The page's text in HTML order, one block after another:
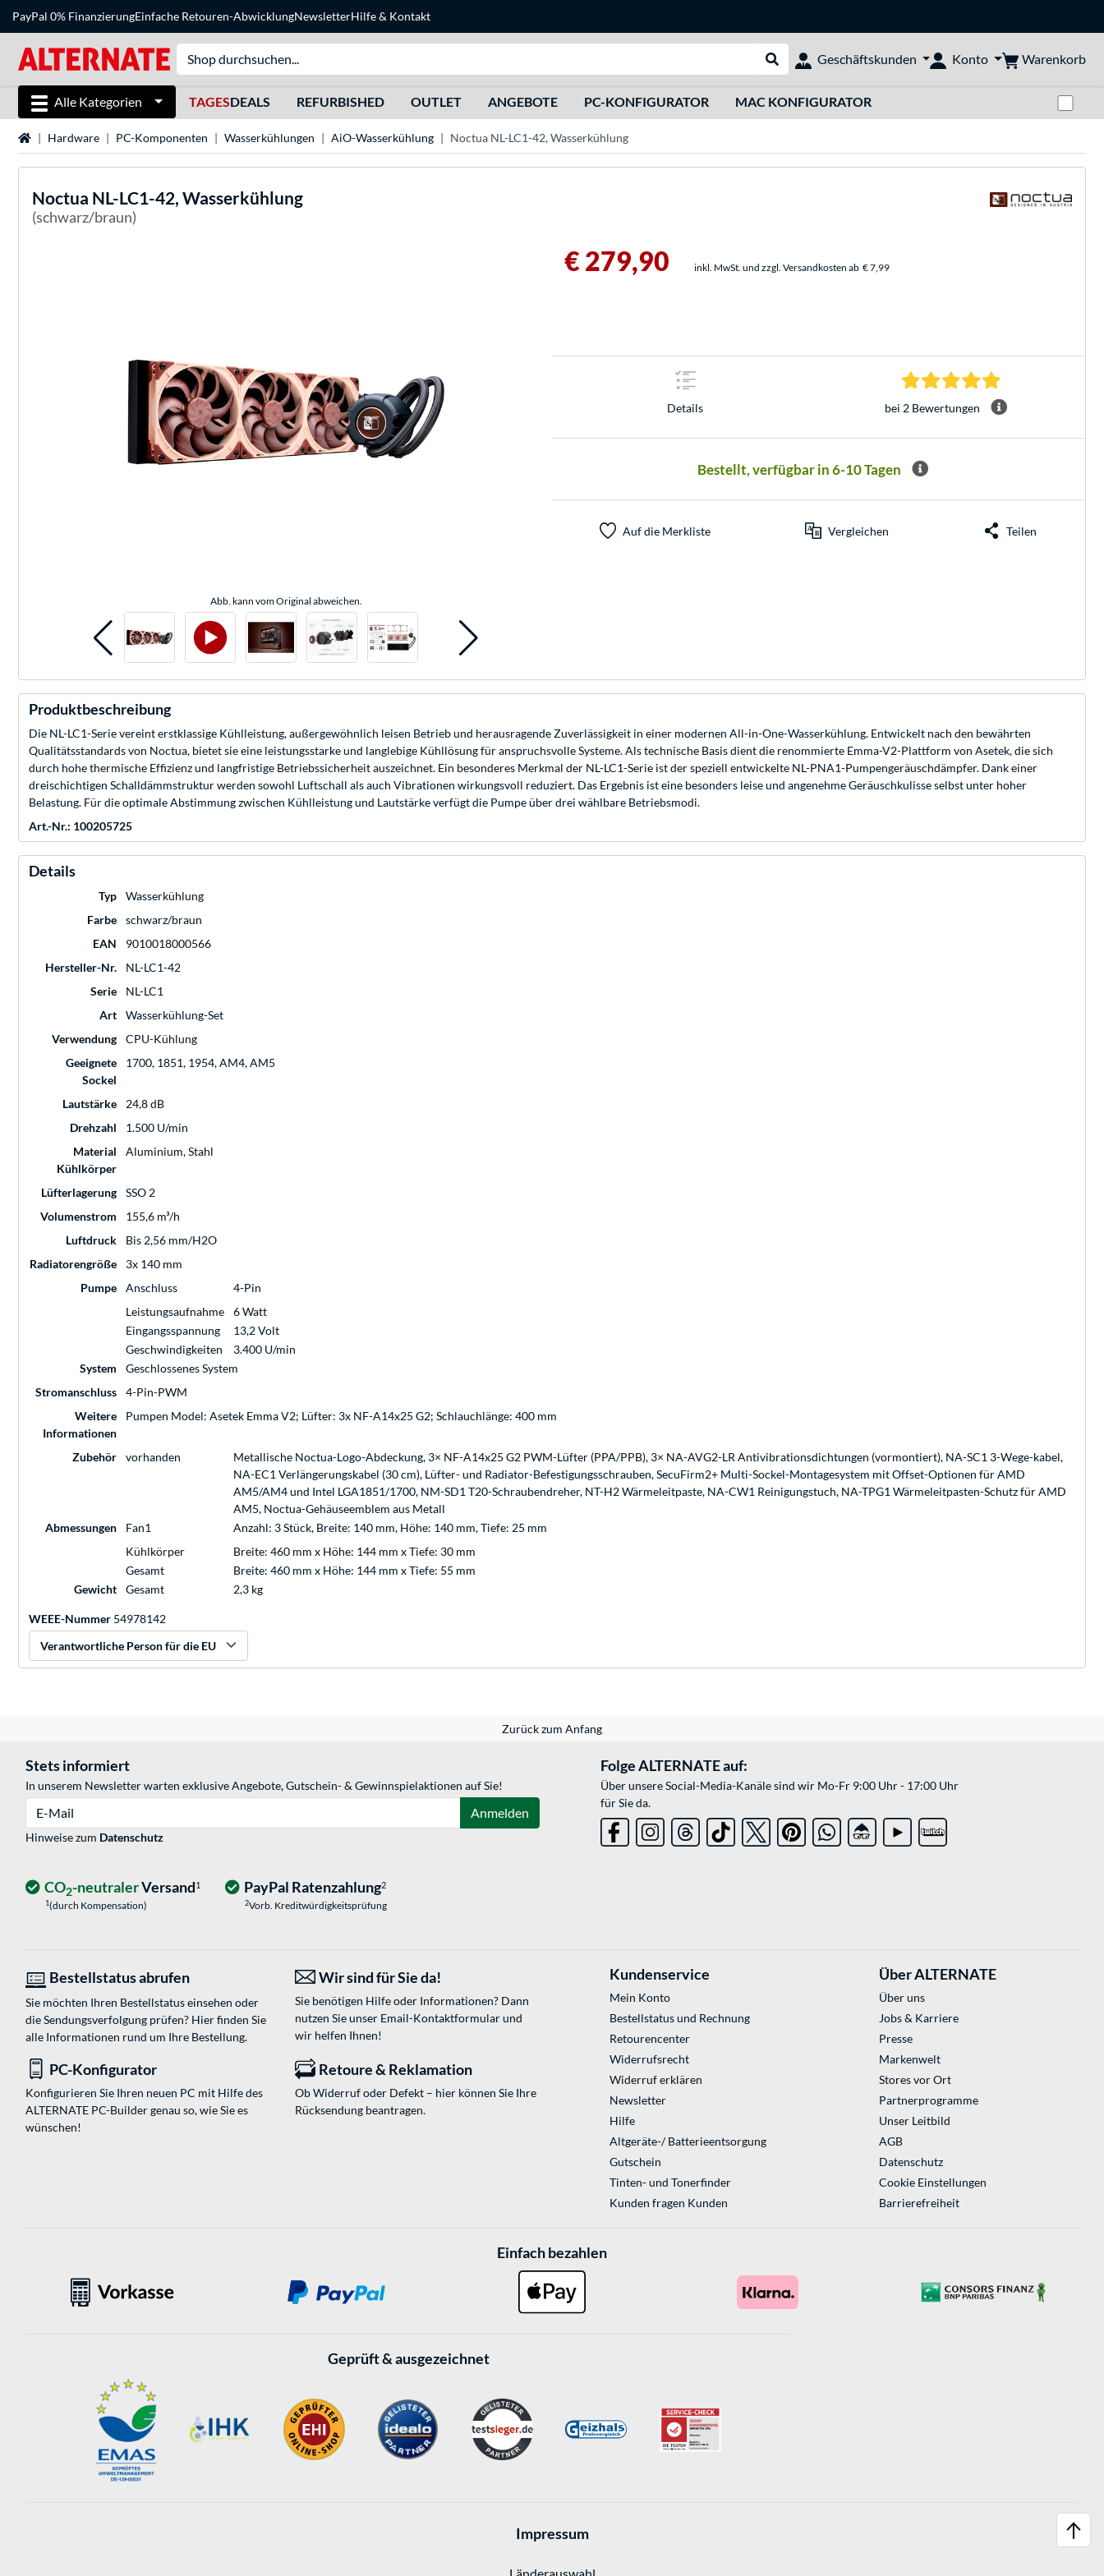
PayPal 0% FinanzierungEinfache Retouren-AbwicklungNewsletterHilfe& Kontakt
Suche durchführen
Geschäftskunden Konto Warenkorb
Alle Kategorien TAGESDEALS REFURBISHED OUTLET ANGEBOTE PC-KONFIGURATOR MAC KONFIGURATOR
StartseiteHardware PC-Komponenten Wasserkühlungen AiO-Wasserkühlung Noctua NL-LC1-42, Wasserkühlung
Noctua NL-LC1-42, Wasserkühlung
(schwarz/braun)
Abb. kann vom Original abweichen.
€ 279,90 inkl. MwSt. und zzgl. Versandkosten ab € 7,99
Details
5.0 Sterne bei 2
bei 2 Bewertungen
Bestellt, verfügbar in 6-10 Tagen
Auf die Merkliste Vergleichen Teilen
Produktbeschreibung
Die NL-LC1-Serie vereint erstklassige Kühlleistung, außergewöhnlich leisen Betrieb und herausragende Zuverlässigkeit in einer modernen All-in-One-Wasserkühlung. Entwickelt nach den bewährten
Qualitätsstandards von Noctua, bietet sie eine leistungsstarke und langlebige Kühllösung für anspruchsvolle Systeme. Als technische Basis dient die renommierte Emma-V2-Plattform von Asetek, die sich
durch hohe thermische Effizienz und langfristige Betriebssicherheit auszeichnet. Ein besonderes Merkmal der NL-LC1-Serie ist der speziell entwickelte NL-PNA1-Pumpengeräuschdämpfer. Dank einer
dreischichtigen Schalldämmstruktur werden sowohl Luftschall als auch Vibrationen wirkungsvoll reduziert. Das Ergebnis ist eine besonders leise und angenehme Geräuschkulisse selbst unter hoher
Belastung. Für die optimale Abstimmung zwischen Kühlleistung und Lautstärke verfügt die Pumpe über drei wählbare Betriebsmodi.
Art.-Nr.: 100205725
Details
Typ
Wasserkühlung
Farbe
schwarz/braun
EAN
9010018000566
Hersteller-Nr.
NL-LC1-42
Serie
NL-LC1
Art
Wasserkühlung-Set
Verwendung
CPU-Kühlung
Geeignete
Sockel
1700, 1851, 1954, AM4, AM5
Lautstärke
24,8 dB
Drehzahl
1.500 U/min
Material
Kühlkörper
Aluminium, Stahl
Lüfterlagerung
SSO 2
Volumenstrom
155,6 m³/h
Luftdruck
Bis 2,56 mm/H2O
Radiatorengröße
3x 140 mm
Pumpe
Anschluss
4-Pin
Leistungsaufnahme
6 Watt
Eingangsspannung
13,2 Volt
Geschwindigkeiten
3.400 U/min
System
Geschlossenes System
Stromanschluss
4-Pin-PWM
Weitere
Informationen
Pumpen Model: Asetek Emma V2; Lüfter: 3x NF-A14x25 G2; Schlauchlänge: 400 mm
Zubehör vorhanden
Metallische Noctua-Logo-Abdeckung, 3× NF-A14x25 G2 PWM-Lüfter (PPA/PPB), 3× NA-AVG2-LR Antivibrationsdichtungen (vormontiert), NA-SC1 3-Wege-kabel,
NA-EC1 Verlängerungskabel (30 cm), Lüfter- und Radiator-Befestigungsschrauben, SecuFirm2+ Multi-Sockel-Montagesystem mit Offset-Optionen für AMD
AM5/AM4 und Intel LGA1851/1700, NM-SD1 T20-Schraubendreher, NT-H2 Wärmeleitpaste, NA-CW1 Reinigungstuch, NA-TPG1 Wärmeleitpasten-Schutz für AMD
AM5, Noctua-Gehäuseemblem aus Metall
Abmessungen
Fan1
Anzahl: 3 Stück, Breite: 140 mm, Höhe: 140 mm, Tiefe: 25 mm
Kühlkörper
Breite: 460 mm x Höhe: 144 mm x Tiefe: 30 mm
Gesamt
Breite: 460 mm x Höhe: 144 mm x Tiefe: 55 mm
Gewicht
Gesamt 2,3 kg
WEEE-Nummer 54978142
Verantwortliche Person für die EU
Zurück zum Anfang
Stets informiert
In unserem Newsletter warten exklusive Angebote, Gutschein- & Gewinnspielaktionen auf Sie!
Anmelden
Hinweise zum Datenschutz
Folge ALTERNATE auf:
Über unsere Social-Media-Kanäle sind wir Mo-Fr 9:00 Uhr - 17:00 Uhr
für Sie da.
CO2-neutralerVersand1
1(durch Kompensation)
PayPal Ratenzahlung2
2Vorb. Kreditwürdigkeitsprüfung
Bestellstatus abrufen
Sie möchten Ihren Bestellstatus einsehen oder
die Sendungsverfolgung prüfen? Hier finden Sie
alle Informationen rund um Ihre Bestellung.
Wir sind für Sie da!
Sie benötigen Hilfe oder Informationen? Dann
nutzen Sie unser Email-Kontaktformularund
wir helfen Ihnen!
PC-Konfigurator
Konfigurieren Sie Ihren neuen PC mit Hilfe des
ALTERNATE PC-Builder genau so, wie Sie es
wünschen!
Retoure & Reklamation
Ob Widerruf oder Defekt – hier können Sie Ihre
Rücksendung beantragen.
Kundenservice
Mein Konto
Bestellstatus und Rechnung
Retourencenter
Widerrufsrecht
Widerruf erklären
Newsletter
Hilfe
Altgeräte-/ Batterieentsorgung
Gutschein
Tinten- und Tonerfinder
Kunden fragen Kunden
Über ALTERNATE
Über uns
Jobs & Karriere
Presse
Markenwelt
Stores vor Ort
Partnerprogramme
Unser Leitbild
AGB
Datenschutz
Cookie Einstellungen
Barrierefreiheit
Einfach bezahlen
Geprüft & ausgezeichnet
Impressum